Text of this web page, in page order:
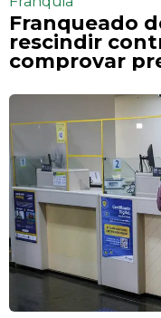
Franqueado
rescindir
comprovar